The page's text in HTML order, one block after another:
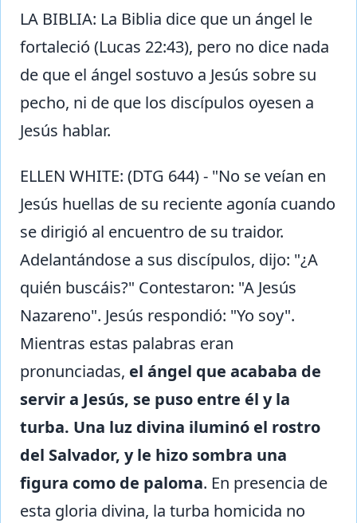
LA BIBLIA: La Biblia dice que un ángel le
fortaleció (Lucas 22:43), pero no dice nada
de que el ángel sostuvo a Jesús sobre su
pecho, ni de que los discípulos oyesen a
Jesús hablar.
ELLEN WHITE: (DTG 644) - "No se veían en
Jesús huellas de su reciente agonía cuando
se dirigió al encuentro de su traidor.
Adelantándose a sus discípulos, dijo: "¿A
quién buscáis?" Contestaron: "A Jesús
Nazareno". Jesús respondió: "Yo soy".
Mientras estas palabras eran
pronunciadas, el ángel que acababa de
servir a Jesús, se puso entre él y la
turba. Una luz divina iluminó el rostro
del Salvador, y le hizo sombra una
figura como de paloma. En presencia de
esta gloria divina, la turba homicida no